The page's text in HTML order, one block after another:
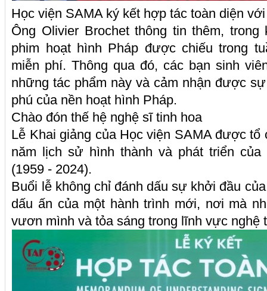
Học viện SAMA ký kết hợp tác toàn diện
Ông Olivier Brochet thông tin thêm,
phim hoạt hình Pháp được chiếu trong
miễn phí. Thông qua đó, các bạn sinh
những tác phẩm này và cảm nhận được
phú của nền hoạt hình Pháp.
Chào đón thế hệ nghệ sĩ tinh hoa
Lễ Khai giảng của Học viện SAMA được tổ
năm lịch sử hình thành và phát triển
(1959 - 2024).
Buổi lễ không chỉ đánh dấu sự khởi đầu
dấu ấn của một hành trình mới, nơi mà
vươn mình và tỏa sáng trong lĩnh vực nghệ